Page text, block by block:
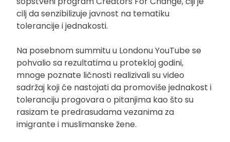
cilj da senzibilizuje javnost na tematiku
tolerancije i jednakosti.
Na posebnom summitu u Londonu YouTube se
pohvalio sa rezultatima u protekloj godini,
mnoge poznate ličnosti realizivali su video
sadržaj koji će nastojati da promoviše jednakost i
toleranciju progovara o pitanjima kao što su
rasizam te predrasudama vezanima za
imigrante i muslimanske žene.